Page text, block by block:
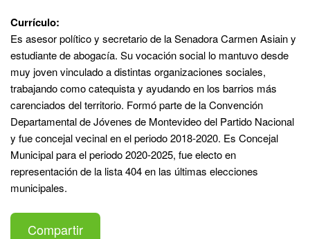
Currículo:
Es asesor político y secretario de la Senadora Carmen Asiain y
estudiante de abogacía. Su vocación social lo mantuvo desde
muy joven vinculado a distintas organizaciones sociales,
trabajando como catequista y ayudando en los barrios más
carenciados del territorio. Formó parte de la Convención
Departamental de Jóvenes de Montevideo del Partido Nacional
y fue concejal vecinal en el periodo 2018-2020. Es Concejal
Municipal para el periodo 2020-2025, fue electo en
representación de la lista 404 en las últimas elecciones
municipales.
Compartir